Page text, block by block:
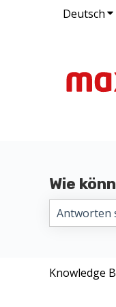
Deutsch
Wie
Knowledge